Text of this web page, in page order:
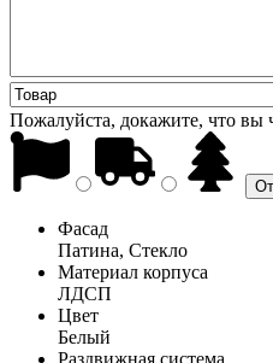
Пожалуйста, докажите, что вы
Фасад
Патина, Стекло
Материал корпуса
ЛДСП
Цвет
Белый
Раздвижная система